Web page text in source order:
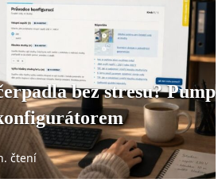
bez stresu?
čtení